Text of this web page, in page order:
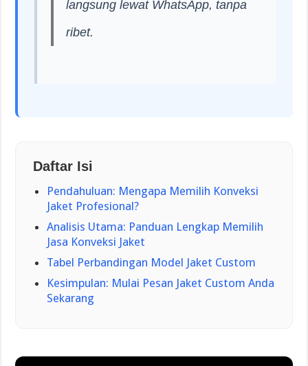
langsung lewat WhatsApp, tanpa
ribet.
Daftar Isi
Pendahuluan: Mengapa Memilih Konveksi
Jaket Profesional?
Analisis Utama: Panduan Lengkap Memilih
Jasa Konveksi Jaket
Tabel Perbandingan Model Jaket Custom
Kesimpulan: Mulai Pesan Jaket Custom Anda
Sekarang